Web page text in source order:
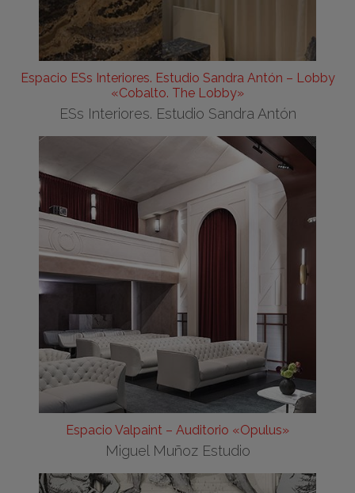
Espacio ESs Interiores. Estudio Sandra Antón – Lobby
«Cobalto. The Lobby»
ESs Interiores. Estudio Sandra Antón
Espacio Valpaint – Auditorio «Opulus»
Miguel Muñoz Estudio